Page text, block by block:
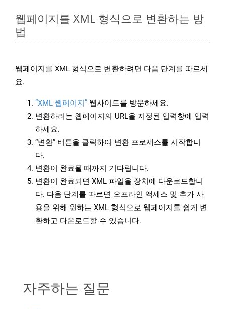
웹페이지를 XML 형식으로 변환하는 방
법
웹페이지를 XML 형식으로 변환하려면 다음 단계를 따르세
요.
“XML 웹페이지” 웹사이트를 방문하세요.
변환하려는 웹페이지의 URL을 지정된 입력창에 입력
하세요.
“변환” 버튼을 클릭하여 변환 프로세스를 시작합니
다.
변환이 완료될 때까지 기다립니다.
변환이 완료되면 XML 파일을 장치에 다운로드합니
다. 다음 단계를 따르면 오프라인 액세스 및 추가 사
용을 위해 원하는 XML 형식으로 웹페이지를 쉽게 변
환하고 다운로드할 수 있습니다.
자주하는 질문